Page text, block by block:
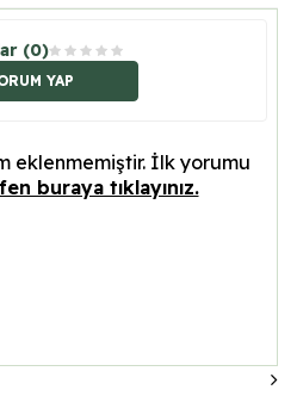
(0)
YAP
eklenmemiştir. İlk yorumu
buraya tıklayınız.